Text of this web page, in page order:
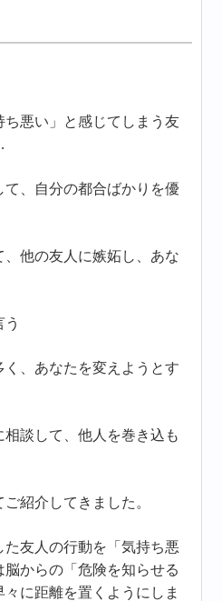
悪い」と感じてしまう友
て、自分の都合ばかりを優
、他の友人に嫉妬し、あな
う
く、あなたを変えようとす
相談して、他人を巻き込も
紹介してきました。
た友人の行動を「気持ち悪
からの「危険を知らせる
に距離を置くようにしま